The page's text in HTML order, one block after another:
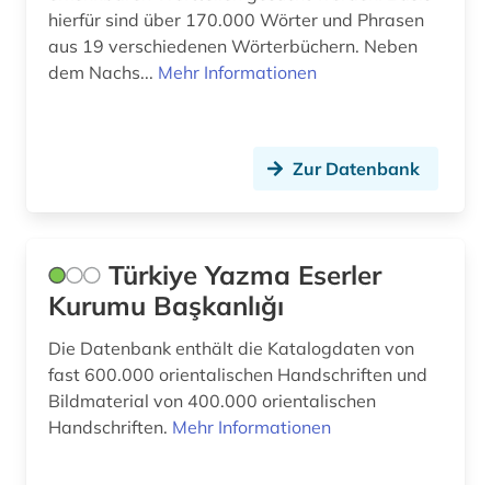
sakralbau (1)
schrifttum (1)
sozialwissenschaft (1)
spionage (1)
statistik (1)
syrien (1)
südosteuropa (1)
hierfür sind über 170.000 Wörter und Phrasen
aus 19 verschiedenen Wörterbüchern. Neben
dem Nachs... Mehr Informationen
Zur Datenbank
Türkiye Yazma Eserler
Kurumu Başkanlığı
Die Datenbank enthält die Katalogdaten von
fast 600.000 orientalischen Handschriften und
Bildmaterial von 400.000 orientalischen
Handschriften. Mehr Informationen